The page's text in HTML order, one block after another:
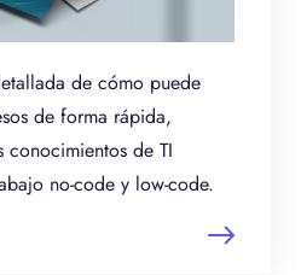
de cómo puede
de forma rápida,
conocimientos de TI
no-code y low-code.